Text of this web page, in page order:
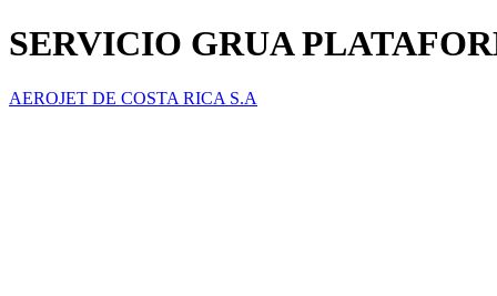
SERVICIO GRUA
AEROJET DE COSTA RICA S.A